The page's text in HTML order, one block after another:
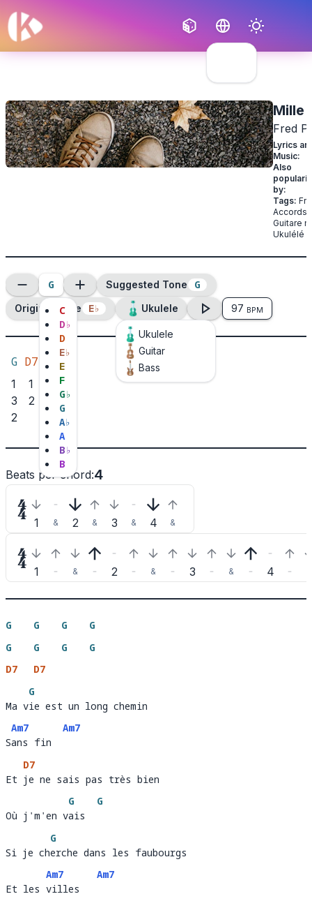
Mille
Fred
Lyrics
Music:
Also
by:
Tags:
Accords
Guitare
Ukulélé
G
C
D♭
D
E♭
E
F
G♭
G
A♭
A
B♭
B
Suggested Tone G
Original Tone E♭ Ukulele
Ukulele
Guitar
Bass
97 BPM
G
1
3
2
D7
1
2
Am7
Beats per chord:4
 1 & 2 & 3 & 4 &
 1 & 2 & 3 & 4
G G G
G
G
G G
G
D7
D7
Ma v
G
ie est un long chemin
Ma vie est un long chemin
S
Am7
ans fin
Am7
Sans fin
Et
D7
je ne sais pas très bien
Et je ne sais pas très bien
Où j'm'en v
G
ais
G
Où j'm'en vais
Si je ch
G
erche dans les faubourgs
Si je cherche dans les faubourgs
Et les
Am7
villes
Am7
Et les villes